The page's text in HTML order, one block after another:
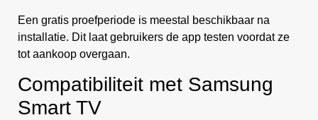
Een gratis proefperiode is meestal beschikbaar na
installatie. Dit laat gebruikers de app testen voordat ze
tot aankoop overgaan.
Compatibiliteit met Samsung
Smart TV